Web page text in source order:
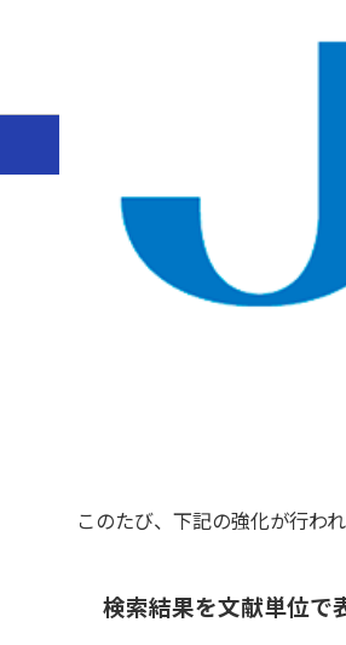
CAS
は、
このたび、下記の強化が行わ
検索結果を文献単位